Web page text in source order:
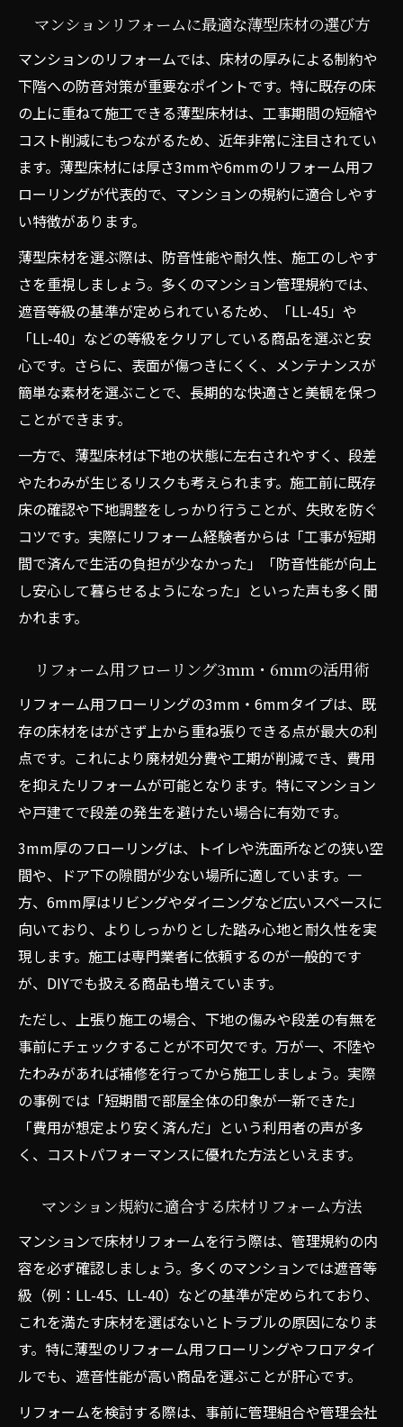
マンションリフォームに最適な薄型床材の選び方
マンションのリフォームでは、床材の厚みによる制約や
下階への防音対策が重要なポイントです。特に既存の床
の上に重ねて施工できる薄型床材は、工事期間の短縮や
コスト削減にもつながるため、近年非常に注目されてい
ます。薄型床材には厚さ3mmや6mmのリフォーム用フ
ローリングが代表的で、マンションの規約に適合しやす
い特徴があります。
薄型床材を選ぶ際は、防音性能や耐久性、施工のしやす
さを重視しましょう。多くのマンション管理規約では、
遮音等級の基準が定められているため、「LL-45」や
「LL-40」などの等級をクリアしている商品を選ぶと安
心です。さらに、表面が傷つきにくく、メンテナンスが
簡単な素材を選ぶことで、長期的な快適さと美観を保つ
ことができます。
一方で、薄型床材は下地の状態に左右されやすく、段差
やたわみが生じるリスクも考えられます。施工前に既存
床の確認や下地調整をしっかり行うことが、失敗を防ぐ
コツです。実際にリフォーム経験者からは「工事が短期
間で済んで生活の負担が少なかった」「防音性能が向上
し安心して暮らせるようになった」といった声も多く聞
かれます。
リフォーム用フローリング3mm・6mmの活用術
リフォーム用フローリングの3mm・6mmタイプは、既
存の床材をはがさず上から重ね張りできる点が最大の利
点です。これにより廃材処分費や工期が削減でき、費用
を抑えたリフォームが可能となります。特にマンション
や戸建てで段差の発生を避けたい場合に有効です。
3mm厚のフローリングは、トイレや洗面所などの狭い空
間や、ドア下の隙間が少ない場所に適しています。一
方、6mm厚はリビングやダイニングなど広いスペースに
向いており、よりしっかりとした踏み心地と耐久性を実
現します。施工は専門業者に依頼するのが一般的です
が、DIYでも扱える商品も増えています。
ただし、上張り施工の場合、下地の傷みや段差の有無を
事前にチェックすることが不可欠です。万が一、不陸や
たわみがあれば補修を行ってから施工しましょう。実際
の事例では「短期間で部屋全体の印象が一新できた」
「費用が想定より安く済んだ」という利用者の声が多
く、コストパフォーマンスに優れた方法といえます。
マンション規約に適合する床材リフォーム方法
マンションで床材リフォームを行う際は、管理規約の内
容を必ず確認しましょう。多くのマンションでは遮音等
級（例：LL-45、LL-40）などの基準が定められており、
これを満たす床材を選ばないとトラブルの原因になりま
す。特に薄型のリフォーム用フローリングやフロアタイ
ルでも、遮音性能が高い商品を選ぶことが肝心です。
リフォームを検討する際は、事前に管理組合や管理会社